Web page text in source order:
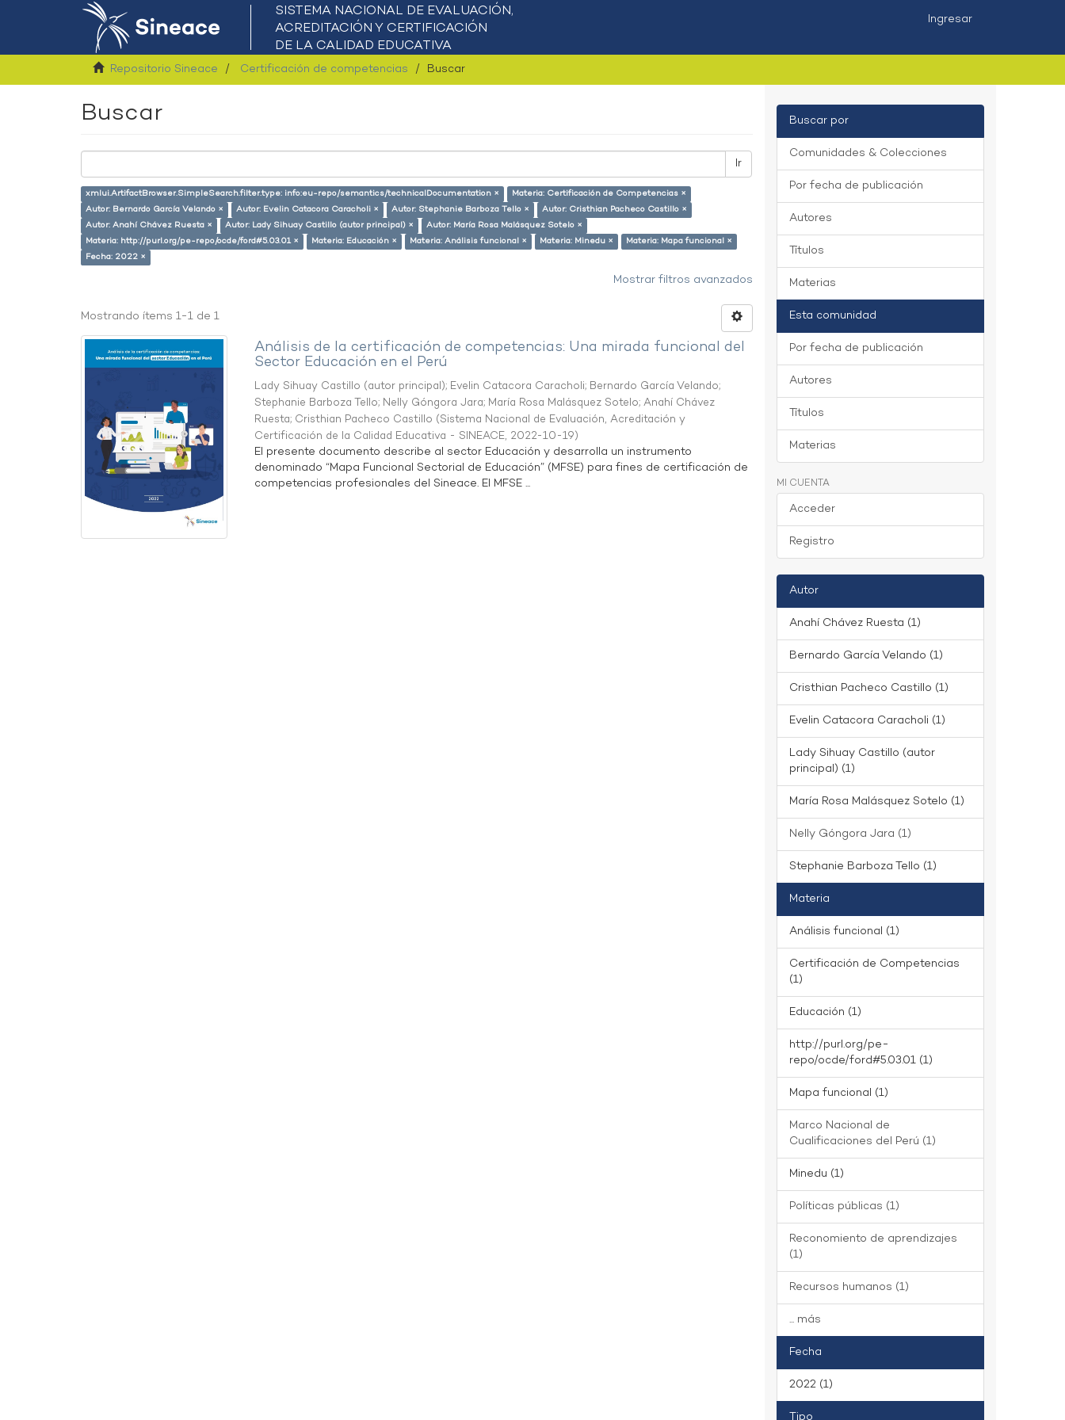
Ingresar
Repositorio Sineace Certificación de competencias Buscar
Buscar
Ir
xmlui.ArtifactBrowser.SimpleSearch.filter.type: info:eu-repo/semantics/technicalDocumentation ×
Materia: Certificación de Competencias ×
Autor: Bernardo García Velando ×
Autor: Evelin Catacora Caracholi × Autor: Stephanie Barboza Tello ×
Autor: Cristhian Pacheco Castillo ×
Autor: Anahí Chávez Ruesta ×
Autor: Lady Sihuay Castillo (autor principal) ×
Autor: María Rosa Malásquez Sotelo ×
Materia: http://purl.org/pe-repo/ocde/ford#5.03.01 ×
Materia: Educación × Materia: Análisis funcional × Materia: Minedu ×
Materia: Mapa funcional ×
Fecha: 2022 ×
Mostrar filtros avanzados
Mostrando ítems 1-1 de 1
Análisis de la certificación de competencias: Una mirada funcional del
Sector Educación en el Perú
Lady Sihuay Castillo (autor principal); Evelin Catacora Caracholi; Bernardo García Velando;
Stephanie Barboza Tello; Nelly Góngora Jara; María Rosa Malásquez Sotelo;Anahí Chávez
Ruesta; Cristhian Pacheco Castillo (Sistema Nacional de Evaluación, Acreditación y
Certificación de la Calidad Educativa - SINEACE, 2022-10-19)
El presente documento describe al sector Educación y desarrolla un instrumento
denominado “Mapa Funcional Sectorial de Educación” (MFSE) para fines de certificación de
competencias profesionales del Sineace. El MFSE ...
Buscar por
Comunidades & Colecciones
Por fecha de publicación
Autores
Títulos
Materias
Esta comunidad
Por fecha de publicación
Autores
Títulos
Materias
MI CUENTA
Acceder
Registro
Autor
Anahí Chávez Ruesta (1)
Bernardo García Velando (1)
Cristhian Pacheco Castillo (1)
Evelin Catacora Caracholi (1)
Lady Sihuay Castillo (autor
principal) (1)
María Rosa Malásquez Sotelo (1)
Nelly Góngora Jara (1)
Stephanie Barboza Tello (1)
Materia
Análisis funcional (1)
Certificación de Competencias
(1)
Educación (1)
http://purl.org/pe-
repo/ocde/ford#5.03.01 (1)
Mapa funcional (1)
Marco Nacional de
Cualificaciones del Perú (1)
Minedu (1)
Políticas públicas (1)
Reconomiento de aprendizajes
(1)
Recursos humanos (1)
... más
Fecha
2022 (1)